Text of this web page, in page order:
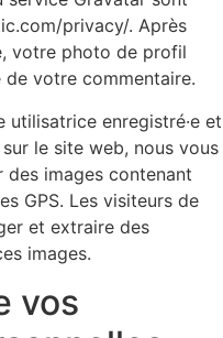
privacy/. Après
votre photo de profil
votre commentaire.
utilisatrice enregistré·e et
le site web, nous vous
des images contenant
GPS. Les visiteurs de
et extraire des
images.
vos